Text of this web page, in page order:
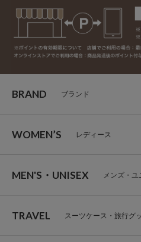
BRAND ブランド
WOMEN’S レディース
MEN'S・UNISEX メンズ・ユ
TRAVEL スーツケース・旅行グ